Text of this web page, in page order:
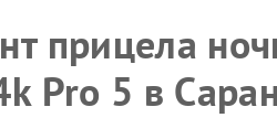
прицела
Pro 5 в